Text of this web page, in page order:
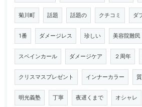
菊川町 話題 話題の クチコミ ダ
1番 ダメージレス 珍しい 美容院難民
スペインカール ダメージケア ２周年
クリスマスプレゼント インナーカラー
明光義塾 丁寧 夜遅くまで オシャレ